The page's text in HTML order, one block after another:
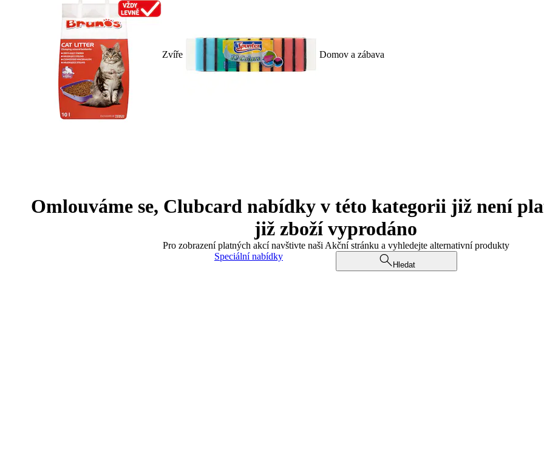
Zvíře Domov a zábava
Omlouváme se, Clubcard nabídky v této kategorii již není
již zboží vyprodáno
Pro zobrazení platných akcí navštivte naši Akční stránku a vyhledejte alternativní produkty
Speciální nabídky
Hledat